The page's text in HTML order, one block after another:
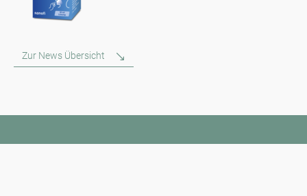
Zur News Übersicht